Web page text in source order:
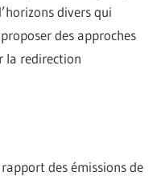
divers qui
des approches
la redirection
des émissions de